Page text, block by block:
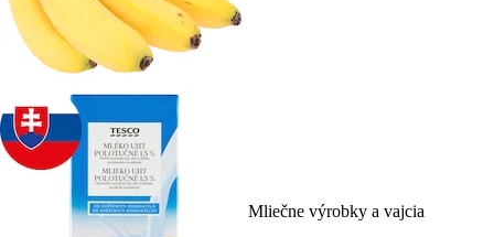
Mliečne výrobky a vajcia